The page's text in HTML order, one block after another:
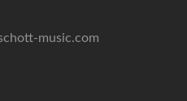
music.com